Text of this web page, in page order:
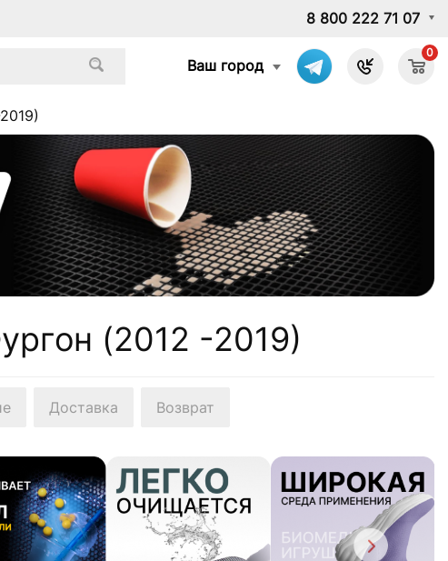
8 800 222 71 07
Ваш город
0
(2012 -2019)
Доставка Возврат